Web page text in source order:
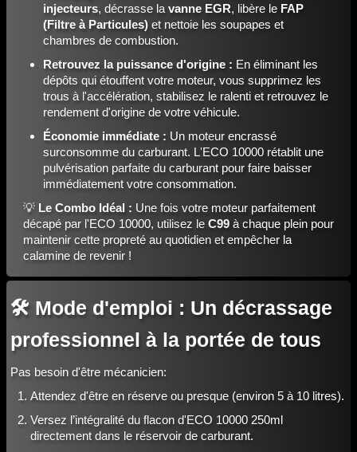
injecteurs, décrasse la vanne EGR, libère le FAP
(Filtre à Particules) et nettoie les soupapes et
chambres de combustion.
Retrouvez la puissance d'origine : En éliminant les
dépôts qui étouffent votre moteur, vous supprimez les
trous à l'accélération, stabilisez le ralenti et retrouvez le
rendement d'origine de votre véhicule.
Économie immédiate : Un moteur encrassé
surconsomme du carburant. L'ECO 10000 rétablit une
pulvérisation parfaite du carburant pour faire baisser
immédiatement votre consommation.
💡 Le Combo Idéal : Une fois votre moteur parfaitement
décapé par l'ECO 10000, utilisez le C99 à chaque plein pour
maintenir cette propreté au quotidien et empêcher la
calamine de revenir !
🛠️ Mode d'emploi : Un décrassage
professionnel à la portée de tous
Pas besoin d'être mécanicien:
Attendez d'être en réserve ou presque (environ 5 à 10 litres).
Versez l’intégralité du flacon d'ECO 10000 250ml
directement dans le réservoir de carburant.